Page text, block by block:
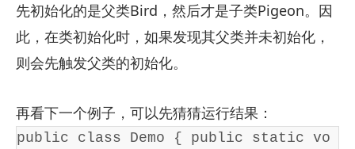
先初始化的是父类Bird，然后才是子类Pigeon。因
此，在类初始化时，如果发现其父类并未初始化，
则会先触发父类的初始化。
再看下一个例子，可以先猜猜运行结果：
public class Demo { public static vo